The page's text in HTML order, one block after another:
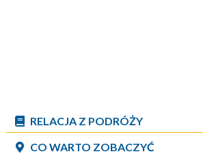
RELACJA Z PODRÓŻY
CO WARTO ZOBACZYĆ